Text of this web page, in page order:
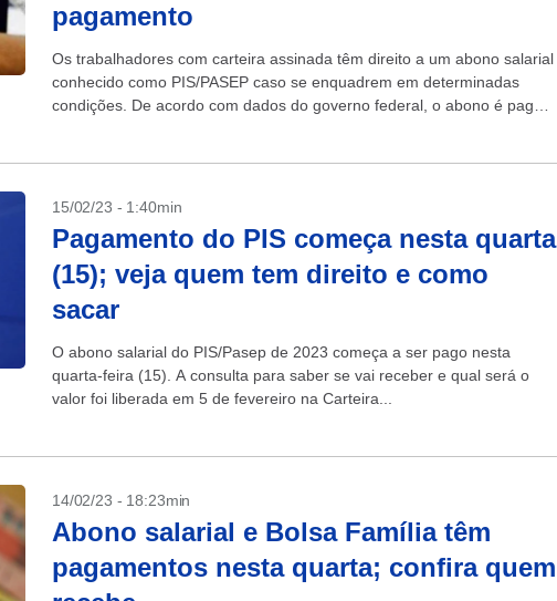
pagamento
Os trabalhadores com carteira assinada têm direito a um abono salarial
conhecido como PIS/PASEP caso se enquadrem em determinadas
condições. De acordo com dados do governo federal, o abono é pago
15/02/23 - 1:40min
Pagamento do PIS começa nesta quarta
(15); veja quem tem direito e como
sacar
O abono salarial do PIS/Pasep de 2023 começa a ser pago nesta
quarta-feira (15). A consulta para saber se vai receber e qual será o
valor foi liberada em 5 de fevereiro na Carteira...
14/02/23 - 18:23min
Abono salarial e Bolsa Família têm
pagamentos nesta quarta; confira quem